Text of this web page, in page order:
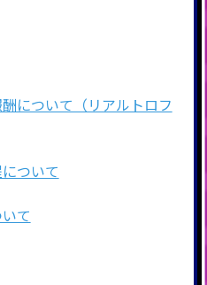
について（リアルトロフ
ついて
て